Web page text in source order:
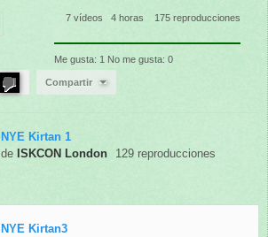
7 vídeos 4 horas 175 reproducciones
Me gusta: 1 No me gusta: 0
Compartir
NYE Kirtan 1
de ISKCON London 129 reproducciones
NYE Kirtan3